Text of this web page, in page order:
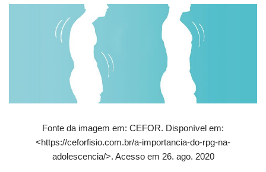
Fonte da imagem em: CEFOR. Disponível em:
<https://ceforfisio.com.br/a-importancia-do-rpg-na-
adolescencia/>. Acesso em 26. ago. 2020